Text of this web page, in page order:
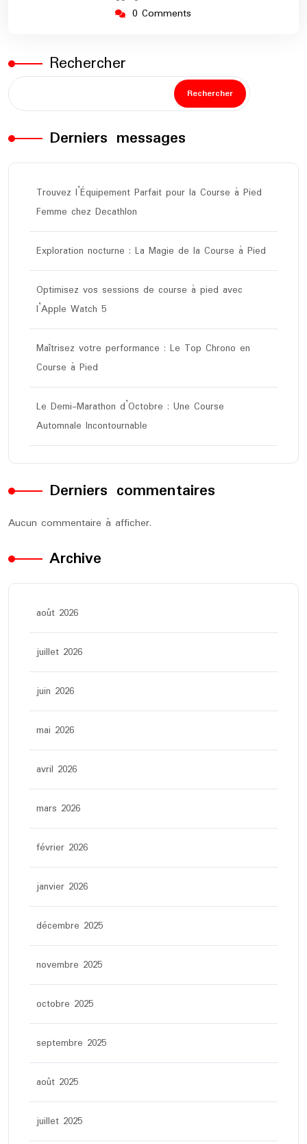
0 Comments
Rechercher
Rechercher
Derniers messages
Trouvez l’Équipement Parfait pour la Course à Pied
Femme chez Decathlon
Exploration nocturne : La Magie de la Course à Pied
Optimisez vos sessions de course à pied avec
l’Apple Watch 5
Maîtrisez votre performance : Le Top Chrono en
Course à Pied
Le Demi-Marathon d’Octobre : Une Course
Automnale Incontournable
Derniers commentaires
Aucun commentaire à afficher.
Archive
août 2026
juillet 2026
juin 2026
mai 2026
avril 2026
mars 2026
février 2026
janvier 2026
décembre 2025
novembre 2025
octobre 2025
septembre 2025
août 2025
juillet 2025